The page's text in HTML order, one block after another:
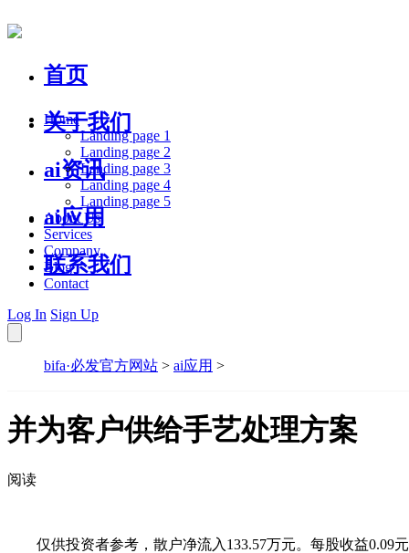
首页
关于我们
ai资讯
ai应用
联系我们
Home
Landing page 1
Landing page 2
Landing page 3
Landing page 4
Landing page 5
About Us
Services
Company
Blog
Contact
Log In Sign Up
bifa·必发官方网站 > ai应用 >
并为客户供给手艺处理方案
阅读
仅供投资者参考，散户净流入133.57万元。每股收益0.09元